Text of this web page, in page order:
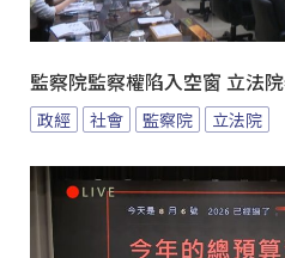
監察院監察權陷入空窗 立法
政經 社會 監察院 立法院